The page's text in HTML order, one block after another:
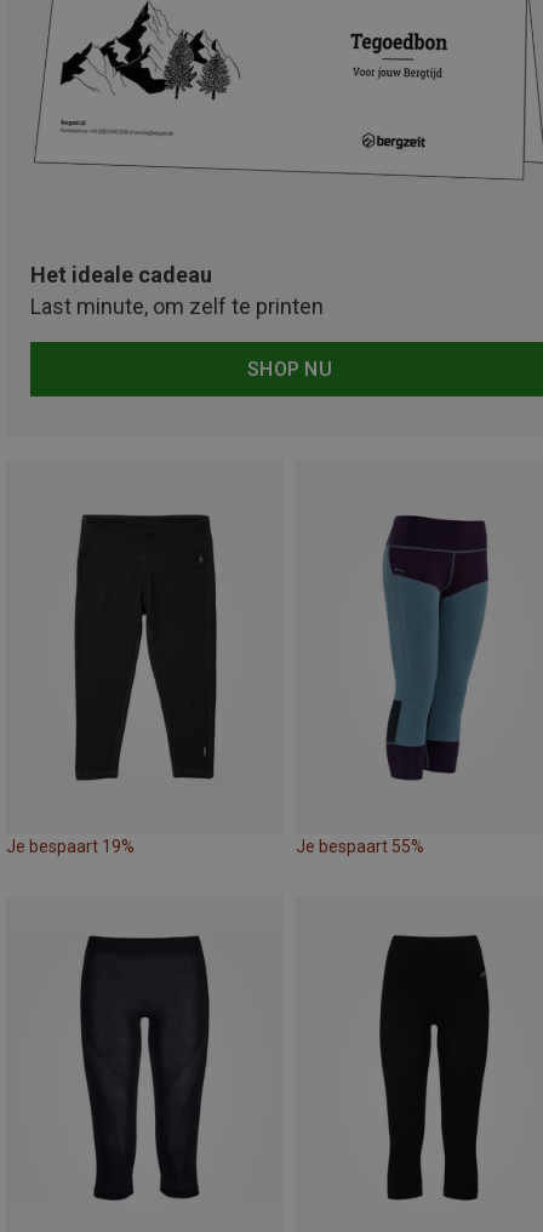
Het ideale cadeau
Last minute, om zelf te printen
SHOP NU
Je bespaart 19% Je bespaart 55%